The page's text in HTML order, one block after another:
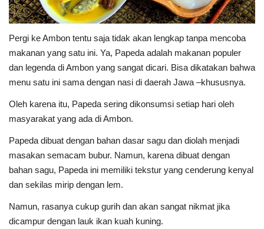
Pergi ke Ambon tentu saja tidak akan lengkap tanpa mencoba
makanan yang satu ini. Ya, Papeda adalah makanan populer
dan legenda di Ambon yang sangat dicari. Bisa dikatakan bahwa
menu satu ini sama dengan nasi di daerah Jawa –khususnya.
Oleh karena itu, Papeda sering dikonsumsi setiap hari oleh
masyarakat yang ada di Ambon.
Papeda dibuat dengan bahan dasar sagu dan diolah menjadi
masakan semacam bubur. Namun, karena dibuat dengan
bahan sagu, Papeda ini memiliki tekstur yang cenderung kenyal
dan sekilas mirip dengan lem.
Namun, rasanya cukup gurih dan akan sangat nikmat jika
dicampur dengan lauk ikan kuah kuning.